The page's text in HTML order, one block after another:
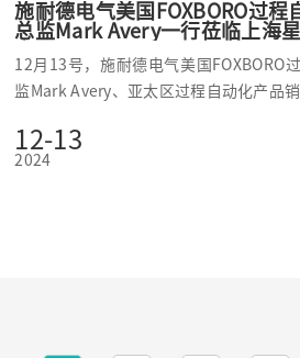
施耐德电气美国FOXBORO过程
总监Mark Avery一行莅临上海
12月13号，施耐德电气美国FOXBORO
监Mark Avery、亚太区过程自动化产品
市场总监林小乐、核电事业部销售副总经
12-13
2024